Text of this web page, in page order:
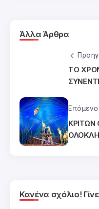
Άλλα Άρθρα
ΤΟ
Επόμενο
Κανένα σχόλιο!